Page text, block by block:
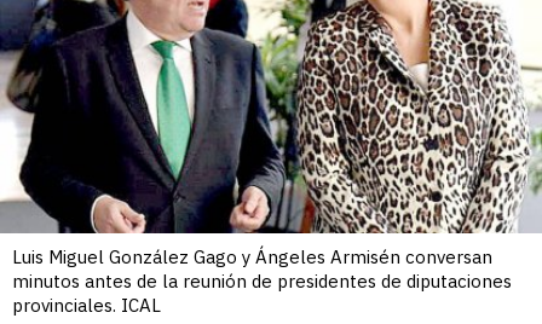
Luis Miguel González Gago y Ángeles Armisén conversan
minutos antes de la reunión de presidentes de diputaciones
provinciales. ICAL